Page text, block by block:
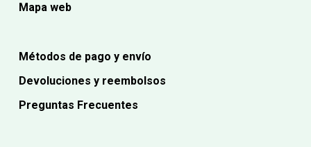
Mapa web
Métodos de pago y envío
Devoluciones y reembolsos
Preguntas Frecuentes